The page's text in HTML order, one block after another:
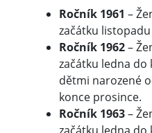
Ročník 1961 –
začátku
Ročník 1962–
začátku ledna do
dětmi narozené
konce prosince.
Ročník 1963–
začátku ledna do